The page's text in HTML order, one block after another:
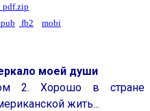
fb2
mobi
моей души
2. Хорошо в стране
жить...